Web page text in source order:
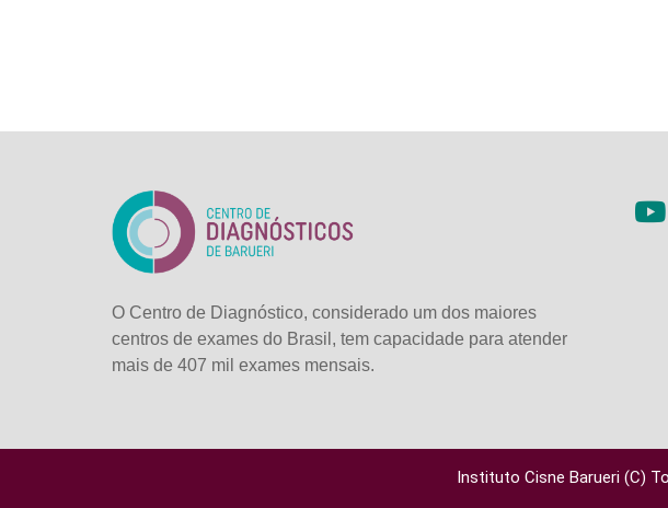
O Centro de Diagnóstico, considerado um dos maiores
centros de exames do Brasil, tem capacidade para atender
mais de 407 mil exames mensais.
Instituto Cisne Barueri (C)